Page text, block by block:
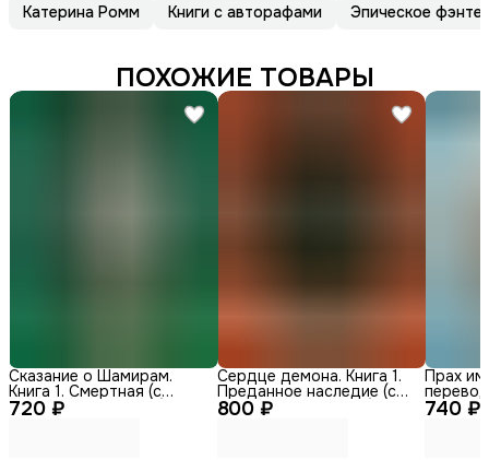
Катерина Ромм Книги с авторафами Эпическое
ПОХОЖИЕ ТОВАРЫ
720 ₽
Сказание о Шамирам.
Книга 1. Смертная (с
автографом автора) 800 ₽
Сердце демона. Книга 1.
Преданное наследие (с
автографом автора) 740 ₽
Прах
автора)